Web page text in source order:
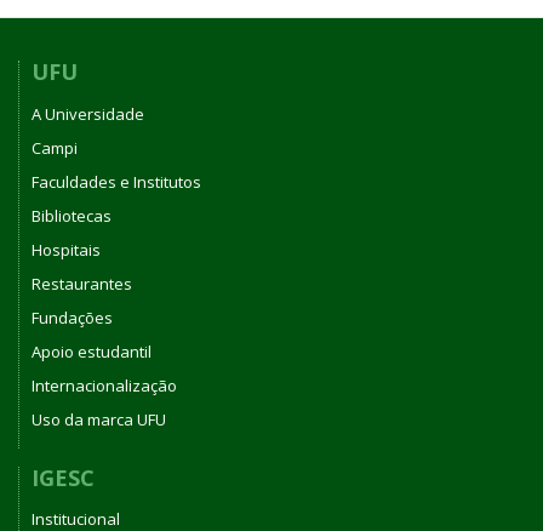
UFU
A Universidade
Campi
Faculdades e Institutos
Bibliotecas
Hospitais
Restaurantes
Fundações
Apoio estudantil
Internacionalização
Uso da marca UFU
IGESC
Institucional